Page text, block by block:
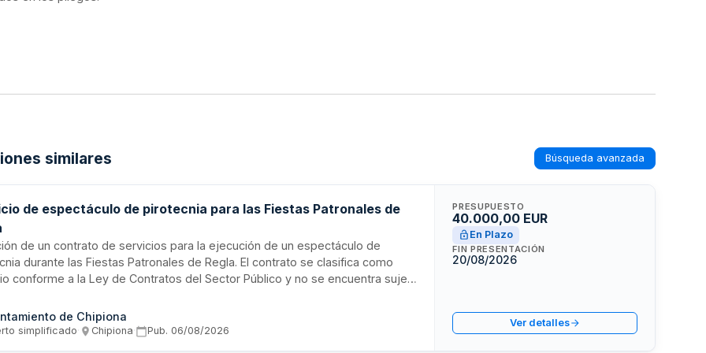
similares Búsqueda avanzada
de espectáculo de pirotecnia para las Fiestas Patronales de
de un contrato de servicios para la ejecución de un espectáculo de
durante las Fiestas Patronales de Regla. El contrato se clasifica como
conforme a la Ley de Contratos del Sector Público y no se encuentra sujeto
se detallan en el Cuadro de Características del Contrato y en el Pliego
Técnicas Particulares.
de Chipiona
simplificado· Chipiona· Pub. 06/08/2026
PRESUPUESTO
40.000,00 EUR
En Plazo
FIN PRESENTACIÓN
20/08/2026
Ver detalles